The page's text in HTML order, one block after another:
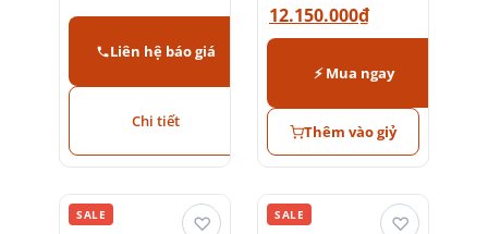
Liên hệ báo giá
Chi tiết
12.150.000₫
⚡ Mua ngay
Thêm vào giỷ
SALE ♡ SALE ♡